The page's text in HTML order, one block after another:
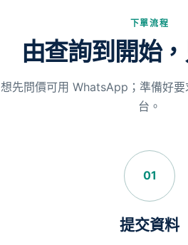
下單流程
由查詢到開始
想先問價可用 WhatsApp；準備好
台。
01
提交資料